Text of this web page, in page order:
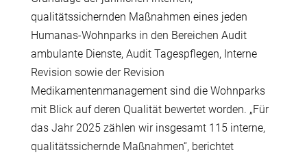
qualitätssichernden Maßnahmen eines jeden
Humanas-Wohnparks in den Bereichen Audit
ambulante Dienste, Audit Tagespflegen, Interne
Revision sowie der Revision
Medikamentenmanagement sind die Wohnparks
mit Blick auf deren Qualität bewertet worden. „Für
das Jahr 2025 zählen wir insgesamt 115 interne,
qualitätssichernde Maßnahmen“, berichtet